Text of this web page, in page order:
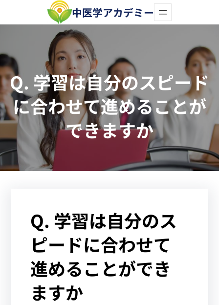
容
ス
キ
ッ
プ
中医学アカデミー
Q. 学習は自分のスピード
に合わせて進めることが
できますか
Q. 学習は自分のス
ピードに合わせて
進めることができ
ますか